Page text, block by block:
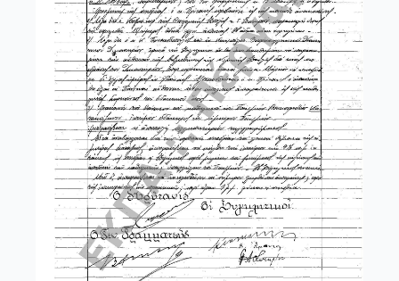
-Πανεπιστήμιο Βουκουρεστίου, θάνατος,
καθηγητής, Κατακουζηνός, επίτιμος
διδάκτορας, Πανεπιστήμιο Αθηνών, αποστολή,
συλλυπητήριο τηλεγράφημα,
- θέματα, αναβολή, προσεχής συνεδρίαση,
ορισμός, έκτακτη συνεδρία, Σύγκλητος,
απόφαση, ζήτημα, αποδοχές, αύξηση μισθών,
καθηγητές, υπάλληλοι, Πανεπιστήμιο,
Πρακτικά, λύση, συνεδρίαση.